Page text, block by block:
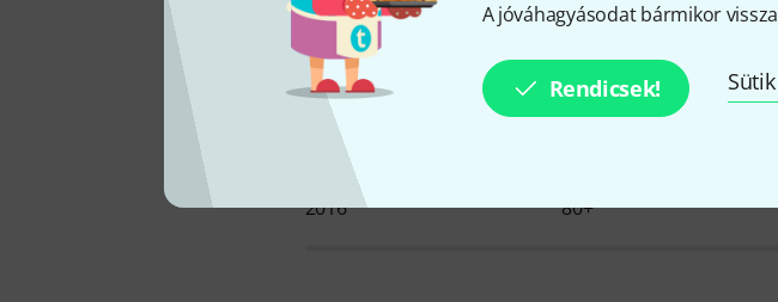
A jóváhagyásodat bármikor
Rendicsek!
Joyo -
KATALÓGUSBA VÉTEL
2016 80+